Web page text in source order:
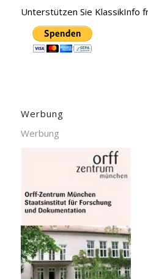
Unterstützen Sie KlassikInfo
Werbung
Werbung